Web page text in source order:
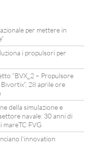
per mettere in
i propulsori per
“BVX_2 – Propulsore
28 aprile ore
della simulazione e
navale: 30 anni di
mareTC FVG
l’innovation